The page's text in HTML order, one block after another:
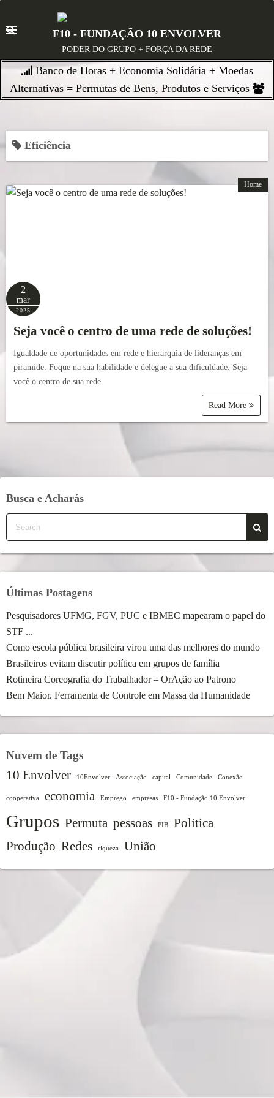
t
c
t
F10 - FUNDAÇÃO 10 ENVOLVER
PODER DO GRUPO + FORÇA DA REDE
Banco de Horas + Economia Solidária + Moedas
Alternativas = Permutas de Bens, Produtos e Serviços
Eficiência
Home
2
mar
2025
Seja você o centro de uma rede de soluções!
Igualdade de oportunidades em rede e hierarquia de lideranças em
piramide. Foque na sua habilidade e delegue a sua dificuldade. Seja
você o centro de sua rede.
Read More
Busca e Acharás
Últimas Postagens
Pesquisadores UFMG, FGV, PUC e IBMEC mapearam o papel do
STF ...
Como escola pública brasileira virou uma das melhores do mundo
Brasileiros evitam discutir política em grupos de família
Rotineira Coreografia do Trabalhador – OrAção ao Patrono
Bem Maior. Ferramenta de Controle em Massa da Humanidade
Nuvem de Tags
10 Envolver 10Envolver Associação capital Comunidade Conexão
cooperativa economia Emprego empresas F10 - Fundação 10 Envolver
Grupos Permuta pessoas PIB
Política
Produção Redes riqueza União